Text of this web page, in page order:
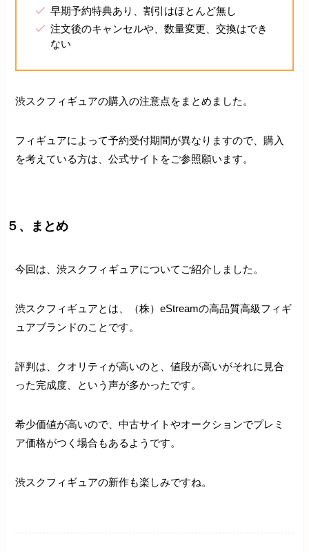
早期予約特典あり、割引はほとんど無し
注文後のキャンセルや、数量変更、交換はでき
ない
渋スクフィギュアの購入の注意点をまとめました。
フィギュアによって予約受付期間が異なりますので、購入
を考えている方は、公式サイトをご参照願います。
５、まとめ
今回は、渋スクフィギュアについてご紹介しました。
渋スクフィギュアとは、（株）eStreamの高品質高級フィギ
ュアブランドのことです。
評判は、クオリティが高いのと、値段が高いがそれに見合
った完成度、という声が多かったです。
希少価値が高いので、中古サイトやオークションでプレミ
ア価格がつく場合もあるようです。
渋スクフィギュアの新作も楽しみですね。